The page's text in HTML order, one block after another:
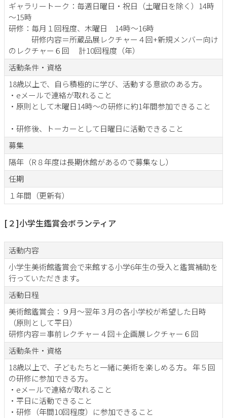
ギャラリートーク：毎週日曜日・祝日（土曜日を除く）14時
～15時
研修：毎月１回程度、木曜日 14時～16時
研修内容＝所蔵品展レクチャー４回+新規メンバー向け
のレクチャー６回 計10回程度（年）
活動条件・資格
18歳以上で、自ら積極的に学び、活動する意欲のある方。
・eメールで連絡が取れること
・原則として木曜日14時～の研修に約1年間参加できること
・研修後、トーカーとして日曜日に活動できること
募集
隔年（R８年度は長期休館があるので募集なし）
任期
１年間（更新有）
[２]小学生鑑賞会ボランティア
活動内容
小学生美術館鑑賞会で来館する小学6年生の受入と鑑賞補助を
行っていただきます。
活動日程
美術館鑑賞会：９月～翌年３月の各小学校が希望した日時
（原則として平日）
研修内容＝事前レクチャー４回＋企画展レクチャー６回
活動条件・資格
18歳以上で、子どもたちと一緒に美術を楽しめる方。 年５回
の研修に参加できる方。
・eメールで連絡が取れること
・平日に活動できること
・研修（年間10回程度）に参加できること